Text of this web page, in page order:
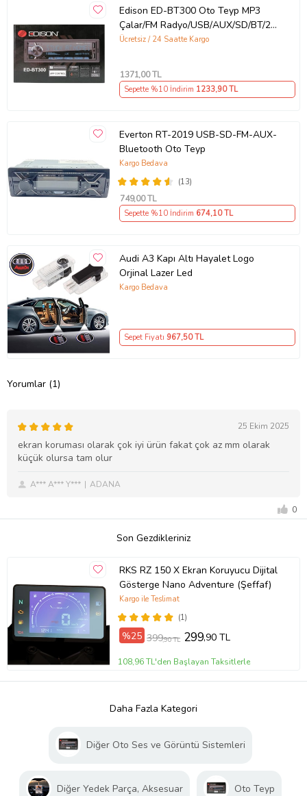
Edison ED-BT300 Oto Teyp MP3
Çalar/FM Radyo/USB/AUX/SD/BT/2
Amfi Çıkışlı/4*50W/APP
Ücretsiz / 24 Saatte Kargo
1371,00 TL
Sepette %10 İndirim 1233,90 TL
Everton RT-2019 USB-SD-FM-AUX-
Bluetooth Oto Teyp
(13)
Kargo Bedava
749,00 TL
Sepette %10 İndirim 674,10 TL
Audi A3 Kapı Altı Hayalet Logo
Orjinal Lazer Led
Kargo Bedava
Sepet Fiyatı 967,50 TL
Yorumlar (1)
25 Ekim 2025
ekran koruması olarak çok iyi ürün fakat çok az mm olarak
küçük olursa tam olur
A*** A*** Y*** ADANA
0
Son Gezdikleriniz
RKS RZ 150 X Ekran Koruyucu Dijital
Gösterge Nano Adventure (Şeffaf)
(1)
Kargo ile Teslimat
%25 399,90 TL 299,90 TL
108,96 TL'den Başlayan Taksitlerle
Daha Fazla Kategori
Diğer Oto Ses ve Görüntü Sistemleri
Diğer Yedek Parça, Aksesuar Oto Teyp